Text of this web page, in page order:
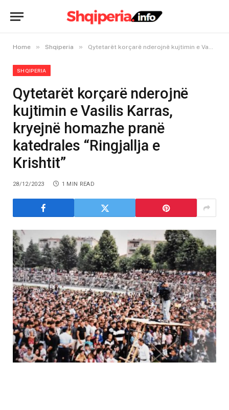
Home » Shqiperia » Qytetarët korçarë nderojnë kujtimin e Vasilis Karras, kryejnë homazhe pranë katedrales “Ringjallja e Krishtit”
SHQIPERIA
Qytetarët korçarë nderojnë
kujtimin e Vasilis Karras,
kryejnë homazhe pranë
katedrales “Ringjallja e
Krishtit”
28/12/2023 1 MIN READ